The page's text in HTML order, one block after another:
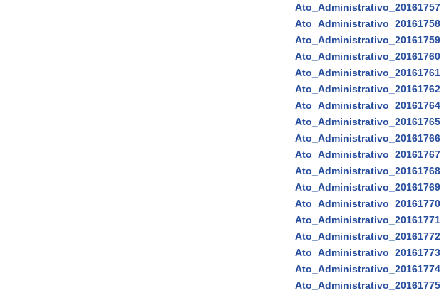
Ato_Administrativo_20161757
Ato_Administrativo_20161758
Ato_Administrativo_20161759
Ato_Administrativo_20161760
Ato_Administrativo_20161761
Ato_Administrativo_20161762
Ato_Administrativo_20161764
Ato_Administrativo_20161765
Ato_Administrativo_20161766
Ato_Administrativo_20161767
Ato_Administrativo_20161768
Ato_Administrativo_20161769
Ato_Administrativo_20161770
Ato_Administrativo_20161771
Ato_Administrativo_20161772
Ato_Administrativo_20161773
Ato_Administrativo_20161774
Ato_Administrativo_20161775